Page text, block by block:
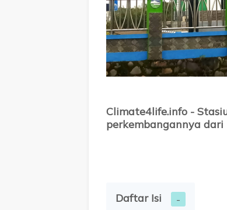
Climate4life.info -
perkembangannya dari
Daftar Isi